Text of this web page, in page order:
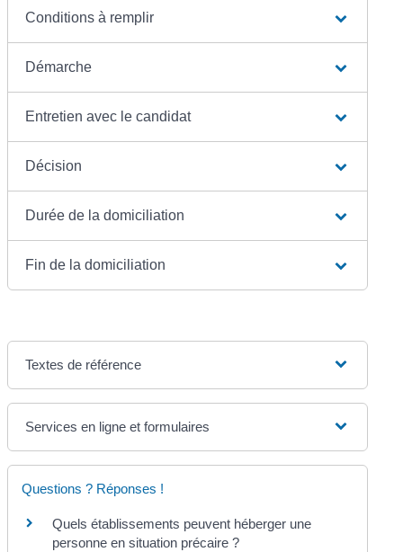
Conditions à remplir
Démarche
Entretien avec le candidat
Décision
Durée de la domiciliation
Fin de la domiciliation
Textes de référence
Services en ligne et formulaires
Questions ? Réponses !
Quels établissements peuvent héberger une
personne en situation précaire ?